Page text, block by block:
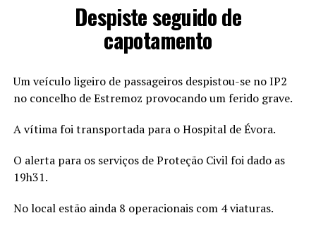
Despiste seguido de
capotamento
Um veículo ligeiro de passageiros despistou-se no IP2
no concelho de Estremoz provocando um ferido grave.
A vítima foi transportada para o Hospital de Évora.
O alerta para os serviços de Proteção Civil foi dado as
19h31.
No local estão ainda 8 operacionais com 4 viaturas.